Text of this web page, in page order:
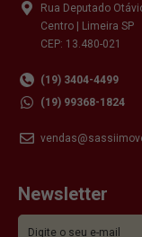
Rua Deputado
Centro | Limeira SP
CEP: 13.480-021
(19) 3404-4499
(19) 99368-1824
Newsletter